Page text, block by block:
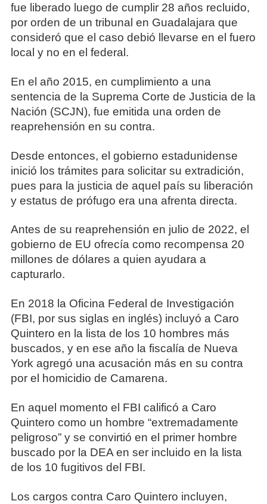
fue liberado luego de cumplir 28 años recluido,
por orden de un tribunal en Guadalajara que
consideró que el caso debió llevarse en el fuero
local y no en el federal.
En el año 2015, en cumplimiento a una
sentencia de la Suprema Corte de Justicia de la
Nación (SCJN), fue emitida una orden de
reaprehensión en su contra.
Desde entonces, el gobierno estadunidense
inició los trámites para solicitar su extradición,
pues para la justicia de aquel país su liberación
y estatus de prófugo era una afrenta directa.
Antes de su reaprehensión en julio de 2022, el
gobierno de EU ofrecía como recompensa 20
millones de dólares a quien ayudara a
capturarlo.
En 2018 la Oficina Federal de Investigación
(FBI, por sus siglas en inglés) incluyó a Caro
Quintero en la lista de los 10 hombres más
buscados, y en ese año la fiscalía de Nueva
York agregó una acusación más en su contra
por el homicidio de Camarena.
En aquel momento el FBI calificó a Caro
Quintero como un hombre “extremadamente
peligroso” y se convirtió en el primer hombre
buscado por la DEA en ser incluido en la lista
de los 10 fugitivos del FBI.
Los cargos contra Caro Quintero incluyen,